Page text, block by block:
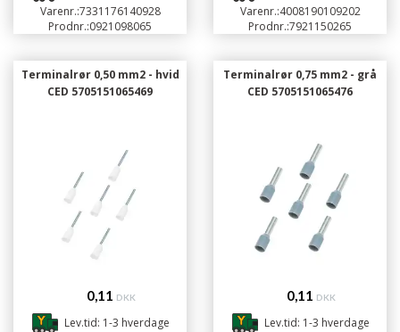
Varenr.:7331176140928
Prodnr.:0921098065
Varenr.:4008190109202
Prodnr.:7921150265
Terminalrør 0,50 mm2 - hvid
CED 5705151065469
0,11 DKK
Lev.tid: 1-3 hverdage
Terminalrør 0,75 mm2 - grå
CED 5705151065476
0,11 DKK
Lev.tid: 1-3 hverdage